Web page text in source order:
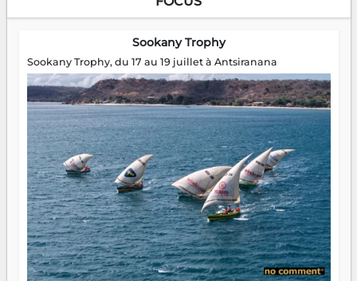
Sookany Trophy
Sookany Trophy, du 17 au 19 juillet à Antsiranana